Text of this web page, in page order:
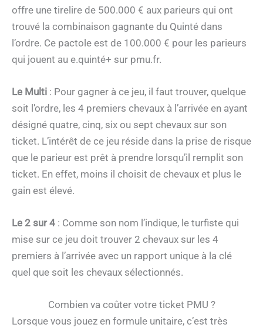
offre une tirelire de 500.000 € aux parieurs qui ont
trouvé la combinaison gagnante du Quinté dans
l’ordre. Ce pactole est de 100.000 € pour les parieurs
qui jouent au e.quinté+ sur pmu.fr.
Le Multi : Pour gagner à ce jeu, il faut trouver, quelque
soit l’ordre, les 4 premiers chevaux à l’arrivée en ayant
désigné quatre, cinq, six ou sept chevaux sur son
ticket. L’intérêt de ce jeu réside dans la prise de risque
que le parieur est prêt à prendre lorsqu’il remplit son
ticket. En effet, moins il choisit de chevaux et plus le
gain est élevé.
Le 2 sur 4 : Comme son nom l’indique, le turfiste qui
mise sur ce jeu doit trouver 2 chevaux sur les 4
premiers à l’arrivée avec un rapport unique à la clé
quel que soit les chevaux sélectionnés.
Combien va coûter votre ticket PMU ?
Lorsque vous jouez en formule unitaire, c’est très